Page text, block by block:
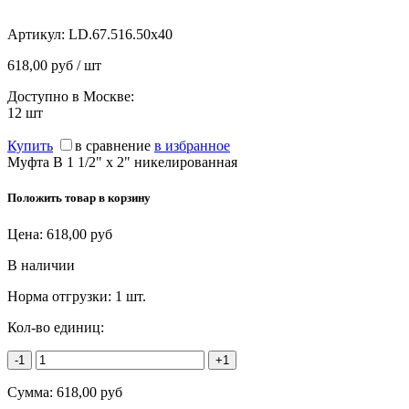
Артикул: LD.67.516.50х40
618,00 руб / шт
Доступно в Москве:
12 шт
Купить в сравнение в избранное
Муфта В 1 1/2" х 2" никелированная
Положить товар в корзину
Цена: 618,00 руб
В наличии
Норма отгрузки: 1 шт.
Кол-во единиц:
-1 +1
Сумма: 618,00 руб